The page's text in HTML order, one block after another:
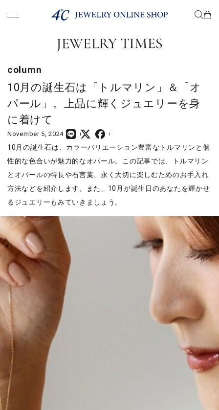
choose
wear
present
column
COMPANY TERM OF USE
column
10月の誕生石は「トルマリン」＆「オ
パール」。上品に輝くジュエリーを身
に着けて
November 5, 2024
10月の誕生石は、カラーバリエーション豊富なトルマリンと個
性的な色合いが魅力的なオパール。この記事では、トルマリン
とオパールの特長や石言葉、永く大切に楽しむためのお手入れ
方法などを紹介します。また、10月が誕生日のあなたを輝かせ
るジュエリーもみていきましょう。